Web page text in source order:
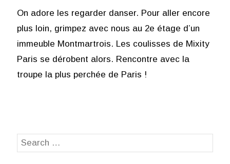
On adore les regarder danser. Pour aller encore
plus loin, grimpez avec nous au 2e étage d’un
immeuble Montmartrois. Les coulisses de Mixity
Paris se dérobent alors. Rencontre avec la
troupe la plus perchée de Paris !
Search